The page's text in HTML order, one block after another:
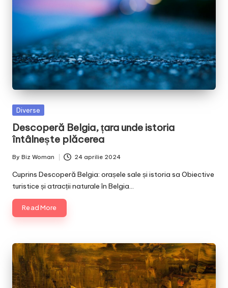
Posted
Diverse
Descoperă Belgia, țara unde istoria
întâlnește plăcerea
Posted
by
By Biz Woman 24 aprilie 2024
Cuprins Descoperă Belgia: orașele sale și istoria sa Obiective
turistice și atracții naturale în Belgia…
Read More